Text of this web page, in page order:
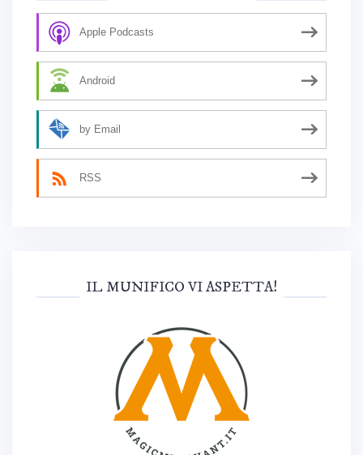
Apple Podcasts
Android
by Email
RSS
IL MUNIFICO VI ASPETTA!